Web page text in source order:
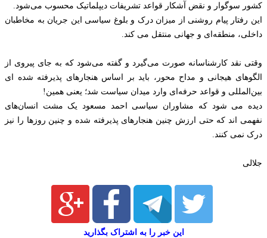
کشور سوگوار و نقض آشکار قواعد تشریفات دیپلماتیک محسوب می‌شود.
این رفتار پیام روشنی از میزان درک و بلوغ سیاسی این جریان به مخاطبان
داخلی، منطقه‌ای و جهانی منتقل می‌ کند.
وقتی نقد کارشناسانه صورت می‌گیرد و گفته می‌شود که به‌ جای پیروی از
الگوهای هیجانی و مداح‌ محور، باید بر اساس هنجارهای پذیرفته‌ شده ای
بین‌المللی و قواعد حرفه‌ای وارد میدان سیاست شد؛ یعنی همین!
دیده می‌ شود که مشاوران سیاسی احمد مسعود یک مشت انسان‌های
نفهمی اند که حتی ارزش چنین هنجارهای پذیرفته‌ شده و چنین روزها را نیز
درک نمی کنند.
جلالی
این خبر را به اشتراک بگذارید